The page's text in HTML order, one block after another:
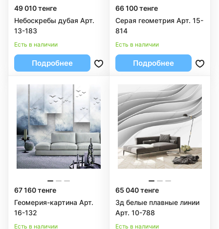
49 010 тенге
Небоскребы дубая Арт.
13-183
Есть в наличии
Подробнее
66 100 тенге
Серая геометрия Арт. 15-
814
Есть в наличии
Подробнее
67 160 тенге
Геомерия-картина Арт.
16-132
Есть в наличии
65 040 тенге
3д белые плавные линии
Арт. 10-788
Есть в наличии